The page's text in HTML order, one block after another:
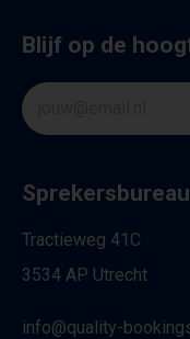
Blijf op de
Tractieweg 41C
3534 AP Utrecht
info@quality-